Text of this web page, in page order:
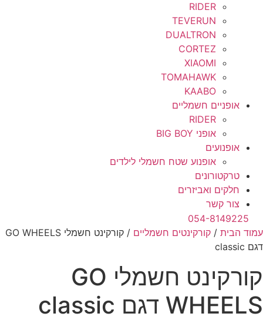
RIDER
TEVERUN
DUALTRON
CORTEZ
XIAOMI
TOMAHAWK
KAABO
אופניים חשמליים
RIDER
אופני BIG BOY
אופנועים
אופנוע שטח חשמלי לילדים
טרקטורונים
חלקים ואביזרים
צור קשר
054-8149225
עמוד הבית / קורקינטים חשמליים
/ קורקינט חשמלי GO WHEELS
דגם classic
קורקינט חשמלי GO
WHEELS דגם classic